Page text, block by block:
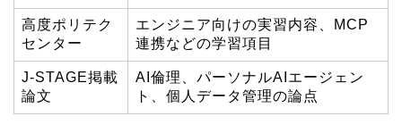
高度ポリテク
センター
エンジニア向けの実習内容、MCP
連携などの学習項目
J-STAGE掲載
論文
AI倫理、パーソナルAIエージェン
ト、個人データ管理の論点